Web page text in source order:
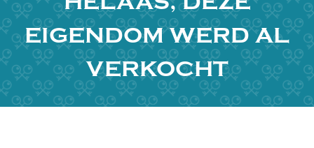
EIGENDOM WERD AL
VERKOCHT